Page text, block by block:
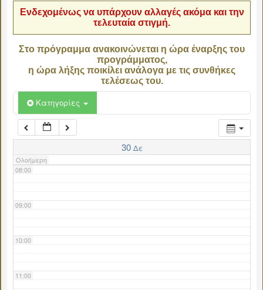
Ενδεχομένως να υπάρχουν αλλαγές ακόμα και την
τελευταία στιγμή.
Στο πρόγραμμα ανακοινώνεται η ώρα έναρξης του
προγράμματος,
η ώρα λήξης ποικίλει ανάλογα με τις συνθήκες
τελέσεως του.
Κατηγορίες
30 Δε
Ολοήμερη
06:00
07:00
08:00
09:00
10:00
11:00